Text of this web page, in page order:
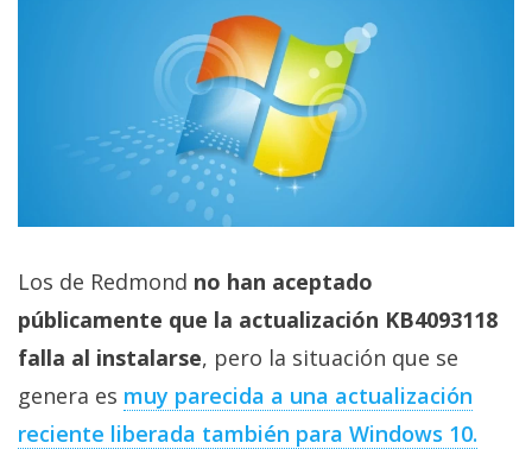
comunicación
encontrarás
todas las
noticias sobre
tecnología,
móviles,
ordenadores,
Los de Redmond no han aceptado
públicamente que la actualización KB4093118
falla al instalarse, pero la situación que se
genera es muy parecida a una actualización
reciente liberada también para Windows 10.